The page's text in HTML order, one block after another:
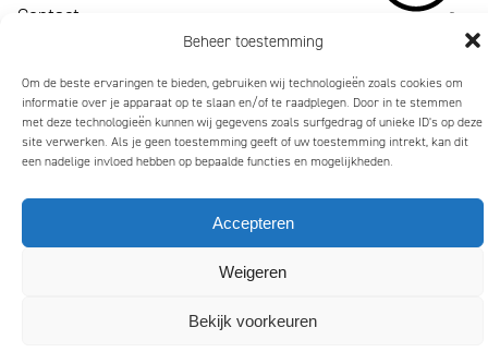
Beheer toestemming
Om de beste ervaringen te bieden, gebruiken wij technologieën zoals cookies om
informatie over je apparaat op te slaan en/of te raadplegen. Door in te stemmen
met deze technologieën kunnen wij gegevens zoals surfgedrag of unieke ID's op deze
site verwerken. Als je geen toestemming geeft of uw toestemming intrekt, kan dit
een nadelige invloed hebben op bepaalde functies en mogelijkheden.
Accepteren
Weigeren
Bekijk voorkeuren
trekt
indruk
en
laat
glimlachen
Mattmo,
marketing,
ESG-
ondersteuning
jaarverslagen
Contact
Algemene Voorwaarden
Copyright 2026 Mattmo Creative BV